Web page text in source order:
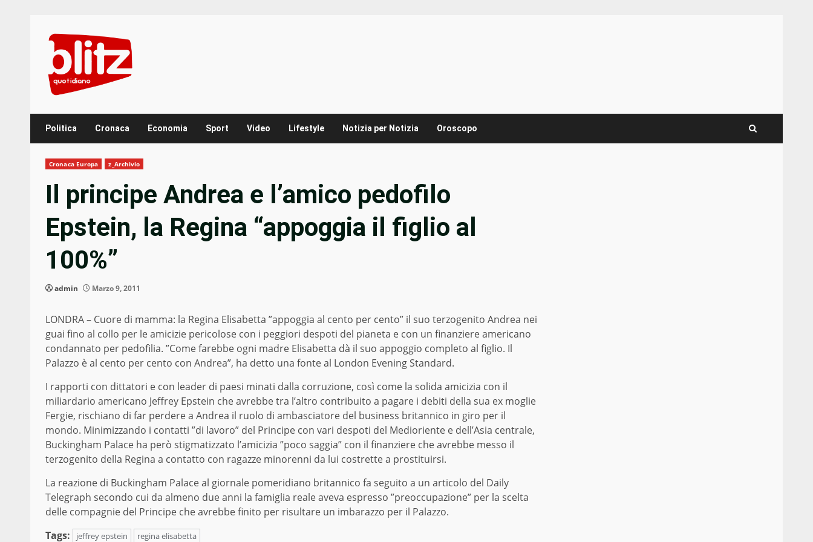
content
Politica Cronaca Economia Sport Video Lifestyle Notizia per Notizia Oroscopo
Cronaca Europa z_Archivio
Il principe Andrea e l’amico pedofilo
Epstein, la Regina “appoggia il figlio al
100%”
admin Marzo 9, 2011
LONDRA – Cuore di mamma: la Regina Elisabetta ”appoggia al cento per cento” il suo terzogenito Andrea nei
guai fino al collo per le amicizie pericolose con i peggiori despoti del pianeta e con un finanziere americano
condannato per pedofilia. ”Come farebbe ogni madre Elisabetta dà il suo appoggio completo al figlio. Il
Palazzo è al cento per cento con Andrea”, ha detto una fonte al London Evening Standard.
I rapporti con dittatori e con leader di paesi minati dalla corruzione, così come la solida amicizia con il
miliardario americano Jeffrey Epstein che avrebbe tra l’altro contribuito a pagare i debiti della sua ex moglie
Fergie, rischiano di far perdere a Andrea il ruolo di ambasciatore del business britannico in giro per il
mondo. Minimizzando i contatti ”di lavoro” del Principe con vari despoti del Medioriente e dell’Asia centrale,
Buckingham Palace ha però stigmatizzato l’amicizia ”poco saggia” con il finanziere che avrebbe messo il
terzogenito della Regina a contatto con ragazze minorenni da lui costrette a prostituirsi.
La reazione di Buckingham Palace al giornale pomeridiano britannico fa seguito a un articolo del Daily
Telegraph secondo cui da almeno due anni la famiglia reale aveva espresso ”preoccupazione” per la scelta
delle compagnie del Principe che avrebbe finito per risultare un imbarazzo per il Palazzo.
Tags:
jeffrey epstein regina elisabetta